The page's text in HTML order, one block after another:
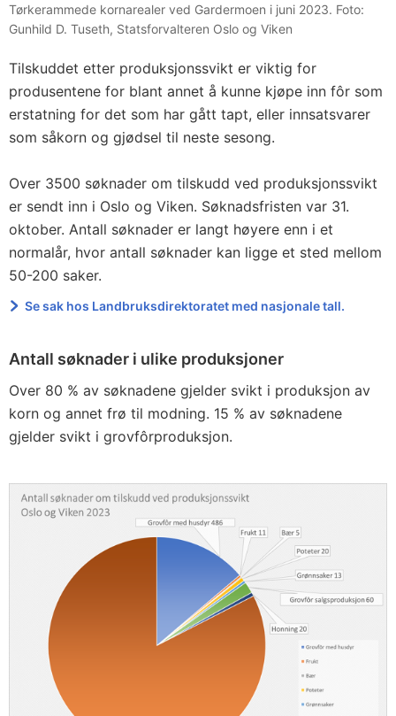
Tørkerammede kornarealer ved Gardermoen i juni 2023. Foto:
Gunhild D. Tuseth, Statsforvalteren Oslo og Viken
Tilskuddet etter produksjonssvikt er viktig for
produsentene for blant annet å kunne kjøpe inn fôr som
erstatning for det som har gått tapt, eller innsatsvarer
som såkorn og gjødsel til neste sesong.
Over 3500 søknader om tilskudd ved produksjonssvikt
er sendt inn i Oslo og Viken. Søknadsfristen var 31.
oktober. Antall søknader er langt høyere enn i et
normalår, hvor antall søknader kan ligge et sted mellom
50-200 saker.
Se sak hos Landbruksdirektoratet med nasjonale tall.
Antall søknader i ulike produksjoner
Over 80 % av søknadene gjelder svikt i produksjon av
korn og annet frø til modning. 15 % av søknadene
gjelder svikt i grovfôrproduksjon.